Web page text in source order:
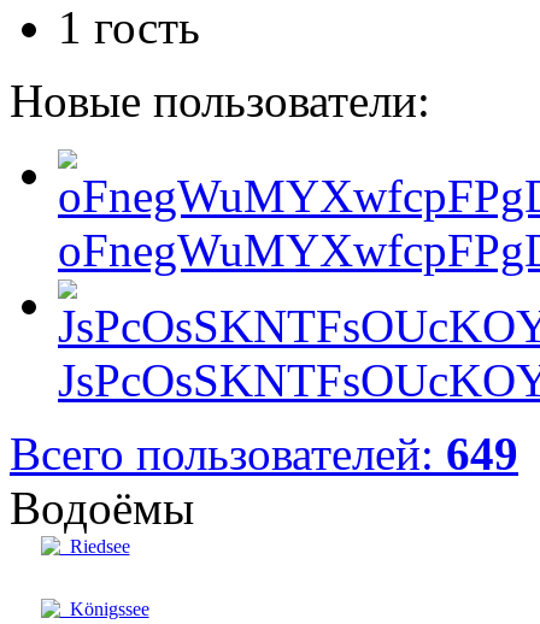
1 гость
Новые пользователи:
Всего пользователей: 649
Водоёмы
Riedsee
Königssee